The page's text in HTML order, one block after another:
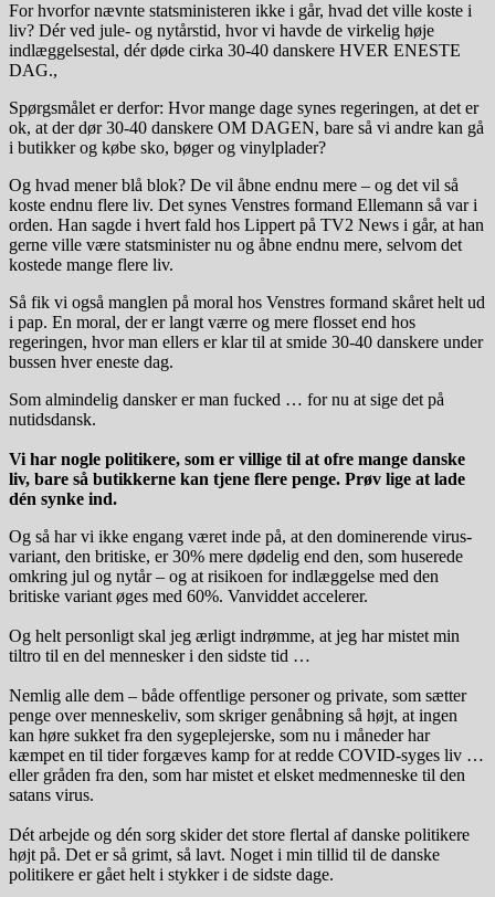
For hvorfor nævnte statsministeren ikke i går, hvad det ville koste i
liv? Dér ved jule- og nytårstid, hvor vi havde de virkelig høje
indlæggelsestal, dér døde cirka 30-40 danskere HVER ENESTE
DAG.,
Spørgsmålet er derfor: Hvor mange dage synes regeringen, at det er
ok, at der dør 30-40 danskere OM DAGEN, bare så vi andre kan gå
i butikker og købe sko, bøger og vinylplader?
Og hvad mener blå blok? De vil åbne endnu mere – og det vil så
koste endnu flere liv. Det synes Venstres formand Ellemann så var i
orden. Han sagde i hvert fald hos Lippert på TV2 News i går, at han
gerne ville være statsminister nu og åbne endnu mere, selvom det
kostede mange flere liv.
Så fik vi også manglen på moral hos Venstres formand skåret helt ud
i pap. En moral, der er langt værre og mere flosset end hos
regeringen, hvor man ellers er klar til at smide 30-40 danskere under
bussen hver eneste dag.
Som almindelig dansker er man fucked … for nu at sige det på
nutidsdansk.
Vi har nogle politikere, som er villige til at ofre mange danske
liv, bare så butikkerne kan tjene flere penge. Prøv lige at lade
dén synke ind.
Og så har vi ikke engang været inde på, at den dominerende virus-
variant, den britiske, er 30% mere dødelig end den, som huserede
omkring jul og nytår – og at risikoen for indlæggelse med den
britiske variant øges med 60%. Vanviddet accelerer.
Og helt personligt skal jeg ærligt indrømme, at jeg har mistet min
tiltro til en del mennesker i den sidste tid …
Nemlig alle dem – både offentlige personer og private, som sætter
penge over menneskeliv, som skriger genåbning så højt, at ingen
kan høre sukket fra den sygeplejerske, som nu i måneder har
kæmpet en til tider forgæves kamp for at redde COVID-syges liv …
eller gråden fra den, som har mistet et elsket medmenneske til den
satans virus.
Dét arbejde og dén sorg skider det store flertal af danske politikere
højt på. Det er så grimt, så lavt. Noget i min tillid til de danske
politikere er gået helt i stykker i de sidste dage.